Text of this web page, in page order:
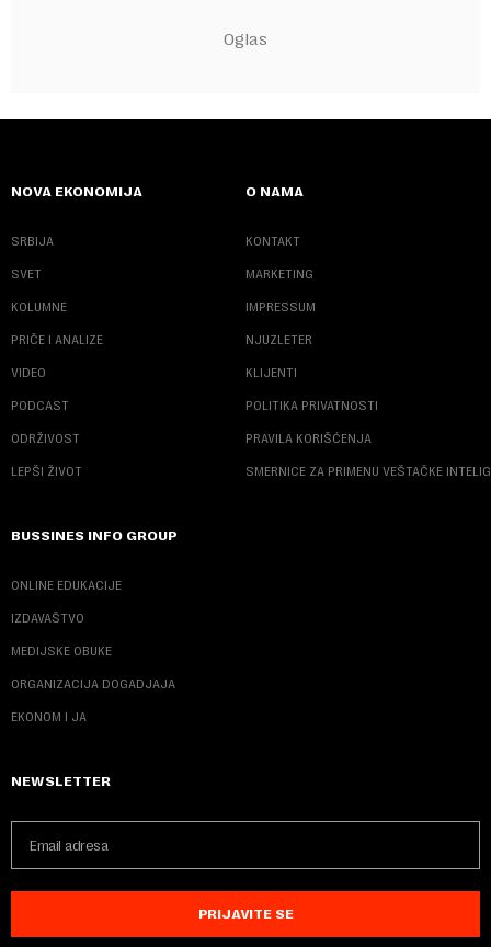
NOVA EKONOMIJA
SRBIJA
SVET
KOLUMNE
PRIČE I ANALIZE
VIDEO
PODCAST
ODRŽIVOST
LEPŠI ŽIVOT
O NAMA
KONTAKT
MARKETING
IMPRESSUM
NJUZLETER
KLIJENTI
POLITIKA PRIVATNOSTI
PRAVILA KORIŠĆENJA
SMERNICE ZA PRIMENU VEŠTAČKE
BUSSINES INFO GROUP
ONLINE EDUKACIJE
IZDAVAŠTVO
MEDIJSKE OBUKE
ORGANIZACIJA DOGADJAJA
EKONOM I JA
NEWSLETTER
PRIJAVITE SE